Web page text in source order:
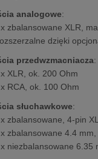
analogowe:
zbalansowane XLR,
dzięki
przedwzmacniacza:
XLR, ok. 200 Ohm
RCA, ok. 100 Ohm
słuchawkowe:
zbalansowane, 4-pin
zbalansowane 4.4
niezbalansowane 6.35